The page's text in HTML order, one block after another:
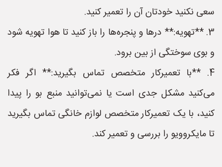
سعی نکنید خودتان آن را تعمیر کنید.
3. **تهویه:** درها و پنجره‌ها را باز کنید تا هوا تهویه شود
و بوی سوختگی از بین برود.
4. **با تعمیرکار متخصص تماس بگیرید:** اگر فکر
می‌کنید مشکل جدی است یا نمی‌توانید منبع بو را پیدا
کنید، با یک تعمیرکار متخصص لوازم خانگی تماس بگیرید
تا مایکروویو را بررسی و تعمیر کند.